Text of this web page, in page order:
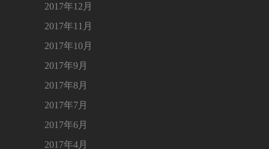
2017年12月
2017年11月
2017年10月
2017年9月
2017年8月
2017年7月
2017年6月
2017年4月